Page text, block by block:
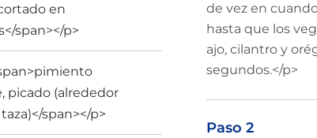
en
span></p>
picado (alrededor
span></p>
de vez en
hasta que los
ajo, cilantro y
segundos.</p>
Paso 2